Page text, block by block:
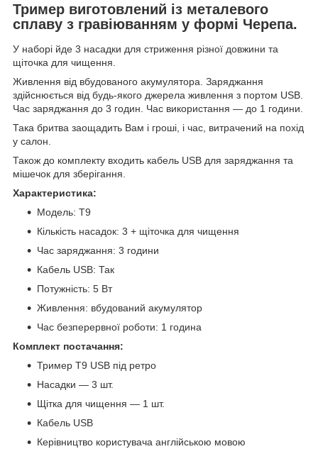
Тример виготовлений із металевого
сплаву з гравіюванням у формі Черепа.
У наборі йде 3 насадки для стриження різної довжини та
щіточка для чищення.
Живлення від вбудованого акумулятора. Заряджання
здійснюється від будь-якого джерела живлення з портом USB.
Час заряджання до 3 годин. Час використання — до 1 години.
Така бритва заощадить Вам і гроші, і час, витрачений на похід
у салон.
Також до комплекту входить кабель USB для заряджання та
мішечок для зберігання.
Характеристика:
Модель: T9
Кількість насадок: 3 + щіточка для чищення
Час заряджання: 3 години
Кабель USB: Так
Потужність: 5 Вт
Живлення: вбудований акумулятор
Час безперервної роботи: 1 година
Комплект постачання:
Тример T9 USB під ретро
Насадки — 3 шт.
Щітка для чищення — 1 шт.
Кабель USB
Керівництво користувача англійською мовою